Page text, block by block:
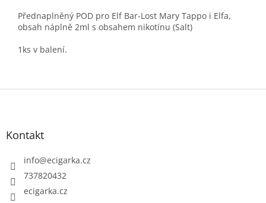
Přednaplněný POD pro Elf Bar-Lost Mary Tappo i Elfa,
obsah náplně 2ml s obsahem nikotínu (Salt)
1ks v balení.
Kontakt
info@ecigarka.cz
737820432
ecigarka.cz